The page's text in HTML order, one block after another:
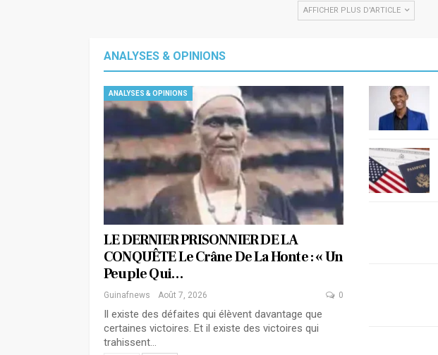
AFFICHER PLUS D'ARTICLE
ANALYSES & OPINIONS
ANALYSES & OPINIONS
LE DERNIER PRISONNIER DE LA
CONQUÊTE Le Crâne De La Honte : « Un
Peuple Qui…
Guinafnews Août 7, 2026 0
Il existe des défaites qui élèvent davantage que
certaines victoires. Et il existe des victoires qui
trahissent…